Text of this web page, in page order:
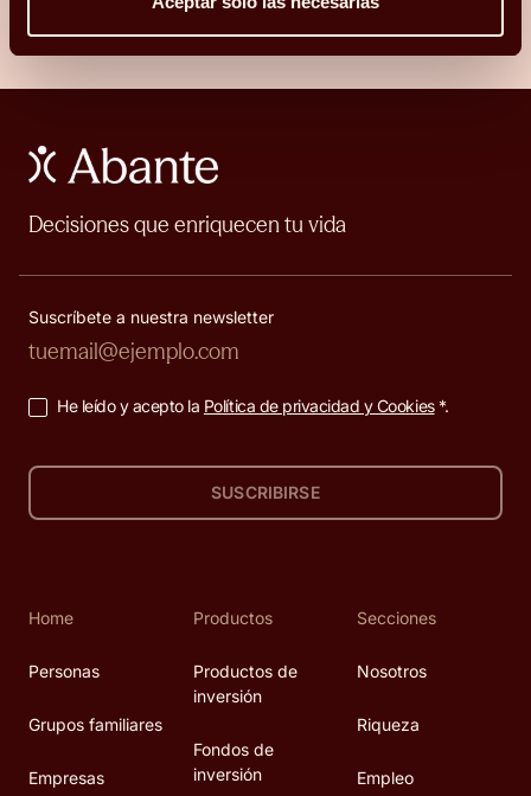
Decisiones que enriquecen tu vida
Suscríbete a nuestra newsletter
He leído y acepto la Política de privacidad y Cookies*.
SUSCRIBIRSE
Home
Personas
Grupos familiares
Empresas
Productos
Productos de
inversión
Fondos de
inversión
Secciones
Nosotros
Riqueza
Empleo